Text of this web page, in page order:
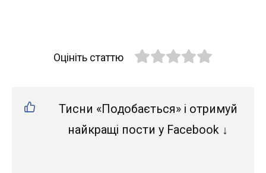
Оцініть статтю
Тисни «Подобається» і отримуй
найкращі пости у Facebook ↓